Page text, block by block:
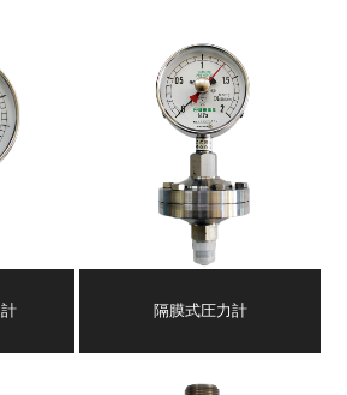
隔膜式圧力計